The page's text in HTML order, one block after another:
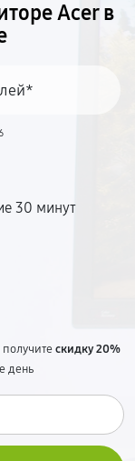
Acer в
30 минут
скидку 20%
день